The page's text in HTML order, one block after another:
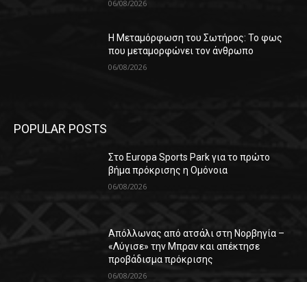
06/08/2026
Η Μεταμόρφωση του Σωτήρος: Το φως
που μεταμορφώνει τον άνθρωπο
06/08/2026
POPULAR POSTS
Στο Europa Sports Park για το πρώτο
βήμα πρόκρισης η Ομόνοια
06/08/2026
Απόλλωνας από ατσάλι στη Νορβηγία –
«Λύγισε» την Μπραν και απέκτησε
προβάδισμα πρόκρισης
06/08/2026